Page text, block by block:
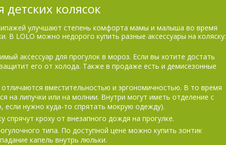
колясок
улучшают степень комфорта мамы и малыша во время
В LOLO можно недорого купить разные аксессуары на коляску:
аксессуар для прогулок в мороз. Если вы хотите достать
его от холода. Также в продаже есть и демисезонные
вместительностью и эргономичностью. В то время
на липучки или на молнии. Внутри могут иметь отделение с
нужно куда-то спрятать мокрую одежду).
кроху от внезапного дождя на прогулке.
типа. По доступной цене можно купить зонтик
капель внутрь люльки.